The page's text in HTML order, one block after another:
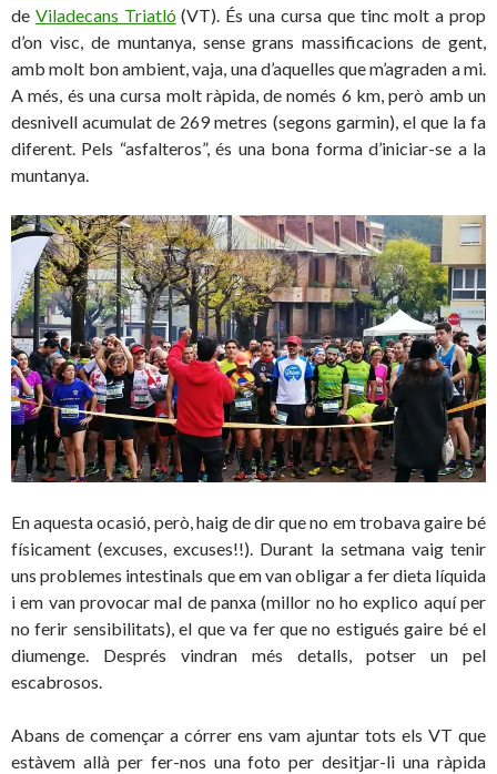
de Viladecans Triatló(VT). És una cursa que tinc molt a prop
d’on visc, de muntanya, sense grans massificacions de gent,
amb molt bon ambient, vaja, una d’aquelles que m’agraden a mi.
A més, és una cursa molt ràpida, de només 6 km, però amb un
desnivell acumulat de 269 metres (segons garmin), el que la fa
diferent. Pels “asfalteros”, és una bona forma d’iniciar-se a la
muntanya.
En aquesta ocasió, però, haig de dir que no em trobava gaire bé
físicament (excuses, excuses!!). Durant la setmana vaig tenir
uns problemes intestinals que em van obligar a fer dieta líquida
i em van provocar mal de panxa (millor no ho explico aquí per
no ferir sensibilitats), el que va fer que no estigués gaire bé el
diumenge. Després vindran més detalls, potser un pel
escabrosos.
Abans de començar a córrer ens vam ajuntar tots els VT que
estàvem allà per fer-nos una foto per desitjar-li una ràpida